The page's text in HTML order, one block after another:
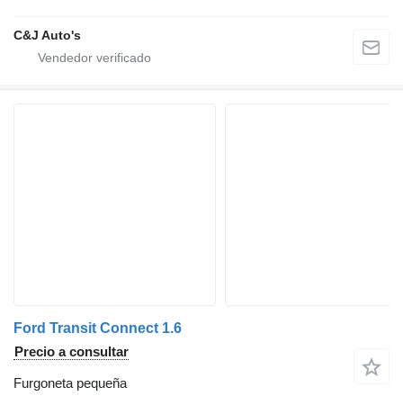
C&J Auto's
Ford Transit Connect 1.6
Precio a consultar
Furgoneta pequeña